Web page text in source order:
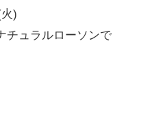
)
チュラルローソンで